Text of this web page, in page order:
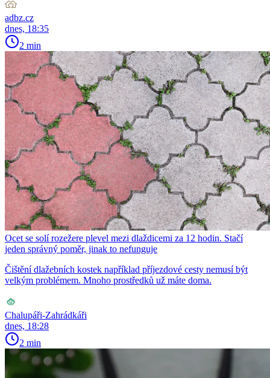
adbz.cz
dnes, 18:35
2 min
Ocet se solí rozežere plevel mezi dlaždicemi za 12 hodin. Stačí
jeden správný poměr, jinak to nefunguje
Čištění dlažebních kostek například příjezdové cesty nemusí být
velkým problémem. Mnoho prostředků už máte doma.
Chalupáři-Zahrádkáři
dnes, 18:28
2 min